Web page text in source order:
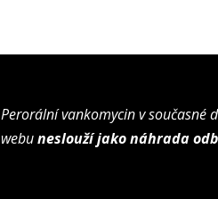
Perorální vankomycin v současné
webuneslouží jako náhrada